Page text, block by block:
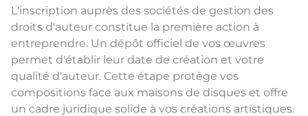
L'inscription auprès des sociétés de gestion des
droits d'auteur constitue la première action à
entreprendre. Un dépôt officiel de vos œuvres
permet d'établir leur date de création et votre
qualité d'auteur. Cette étape protège vos
compositions face aux maisons de disques et offre
un cadre juridique solide à vos créations artistiques.